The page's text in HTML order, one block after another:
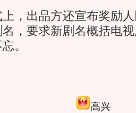
出品方还宣布奖励人
名，要求新剧名概括电
。
高兴